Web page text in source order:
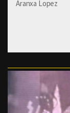
Aranxa Lopez